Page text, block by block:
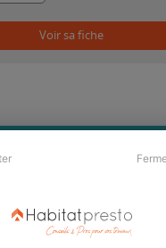
Voir sa fiche
LE TEMPS